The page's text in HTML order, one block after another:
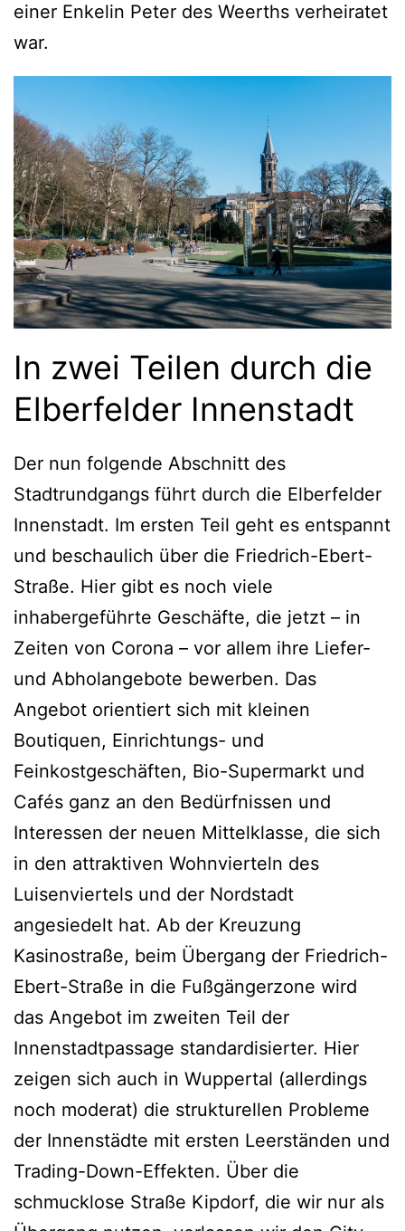
einer Enkelin Peter des Weerths verheiratet
war.
In zwei Teilen durch die
Elberfelder Innenstadt
Der nun folgende Abschnitt des
Stadtrundgangs führt durch die Elberfelder
Innenstadt. Im ersten Teil geht es entspannt
und beschaulich über die Friedrich-Ebert-
Straße. Hier gibt es noch viele
inhabergeführte Geschäfte, die jetzt – in
Zeiten von Corona – vor allem ihre Liefer-
und Abholangebote bewerben. Das
Angebot orientiert sich mit kleinen
Boutiquen, Einrichtungs- und
Feinkostgeschäften, Bio-Supermarkt und
Cafés ganz an den Bedürfnissen und
Interessen der neuen Mittelklasse, die sich
in den attraktiven Wohnvierteln des
Luisenviertels und der Nordstadt
angesiedelt hat. Ab der Kreuzung
Kasinostraße, beim Übergang der Friedrich-
Ebert-Straße in die Fußgängerzone wird
das Angebot im zweiten Teil der
Innenstadtpassage standardisierter. Hier
zeigen sich auch in Wuppertal (allerdings
noch moderat) die strukturellen Probleme
der Innenstädte mit ersten Leerständen und
Trading-Down-Effekten. Über die
schmucklose Straße Kipdorf, die wir nur als